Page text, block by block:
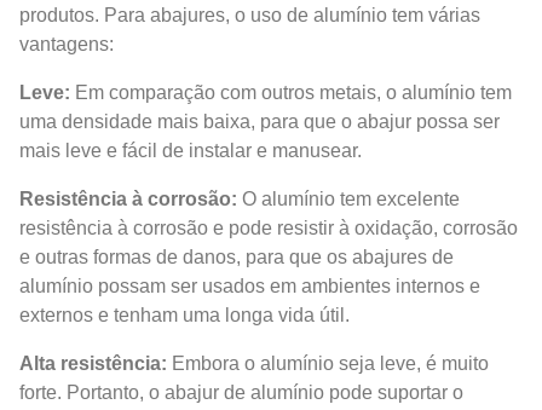
produtos. Para abajures, o uso de alumínio tem várias
vantagens:
Leve: Em comparação com outros metais, o alumínio tem
uma densidade mais baixa, para que o abajur possa ser
mais leve e fácil de instalar e manusear.
Resistência à corrosão: O alumínio tem excelente
resistência à corrosão e pode resistir à oxidação, corrosão
e outras formas de danos, para que os abajures de
alumínio possam ser usados em ambientes internos e
externos e tenham uma longa vida útil.
Alta resistência: Embora o alumínio seja leve, é muito
forte. Portanto, o abajur de alumínio pode suportar o